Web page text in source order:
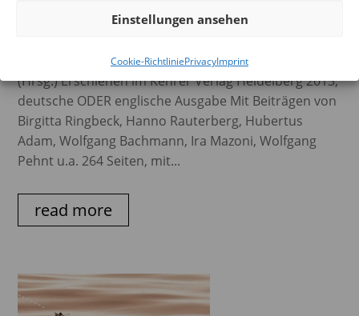
Einstellungen ansehen
Cookie-RichtliniePrivacyImprint
UNESCO WELTERBE — EINE
DEUTSCHLANDREISE
Paul Andreas, Karen Jung, Peter Cachola Schmal
(Hrsg.) Erschienen im Kehrer Verlag Heidelberg 2013,
deutsche ODER englische Ausgabe Mit Beiträgen von
Birgitta Ringbeck, Hanno Rauterberg, Hubertus
Adam, Wolfgang Bachmann, Ira Mazoni, Wolfgang
Pehnt u.a. 264 Seiten, mit...
read more